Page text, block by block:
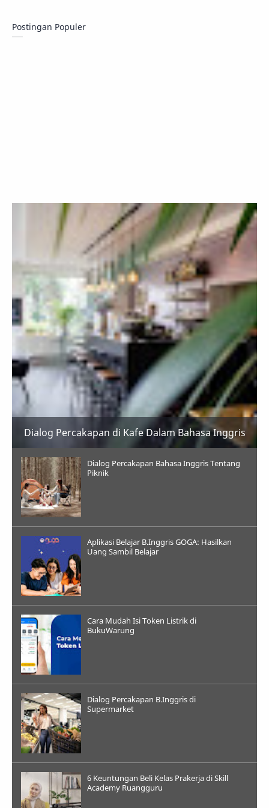
Postingan Populer
Dialog Percakapan di Kafe Dalam Bahasa Inggris
Dialog Percakapan Bahasa Inggris Tentang
Piknik
Aplikasi Belajar B.Inggris GOGA: Hasilkan
Uang Sambil Belajar
Cara Mudah Isi Token Listrik di
BukuWarung
Dialog Percakapan B.Inggris di
Supermarket
6 Keuntungan Beli Kelas Prakerja di Skill
Academy Ruangguru